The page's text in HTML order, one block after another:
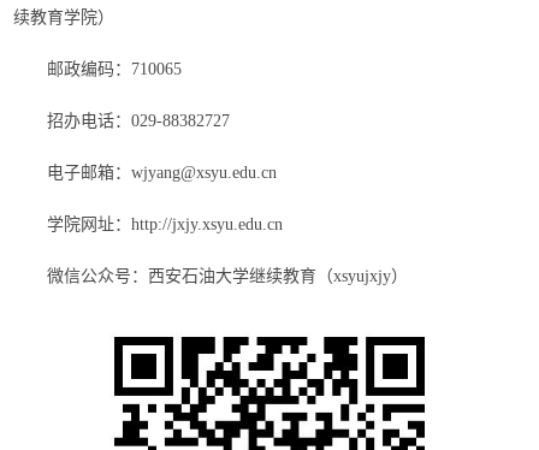
续教育学院）
邮政编码：710065
招办电话：029-88382727
电子邮箱：wjyang@xsyu.edu.cn
学院网址：http://jxjy.xsyu.edu.cn
微信公众号：西安石油大学继续教育（xsyujxjy）